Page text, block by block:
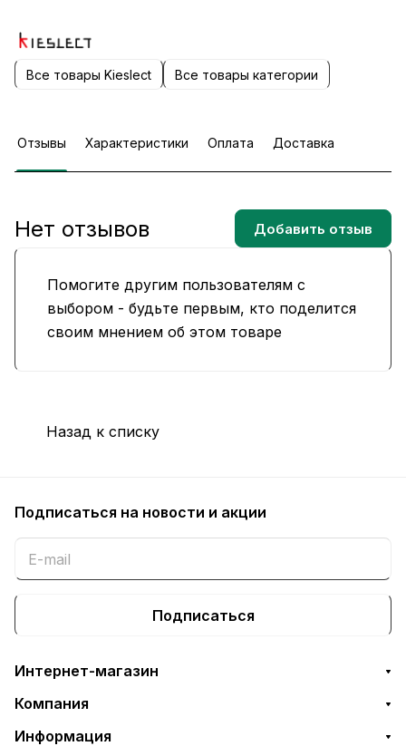
Все товары Kieslect Все товары категории
Отзывы Характеристики Оплата Доставка
Помогите другим пользователям с
выбором - будьте первым, кто поделится
своим мнением об этом товаре
Нет отзывов Добавить отзыв
Назад к списку
Подписаться на новости и акции
Подписаться
Интернет-магазин
Компания
Информация